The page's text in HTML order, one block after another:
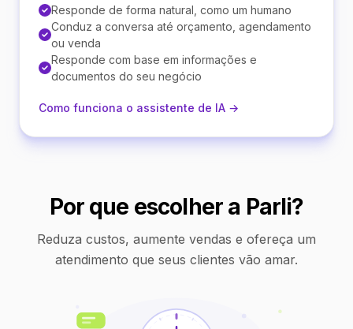
Responde de forma natural, como um humano
Conduz a conversa até orçamento, agendamento
ou venda
Responde com base em informações e
documentos do seu negócio
Como funciona o assistente de IA →
Por que escolher a Parli?
Reduza custos, aumente vendas e ofereça um
atendimento que seus clientes vão amar.